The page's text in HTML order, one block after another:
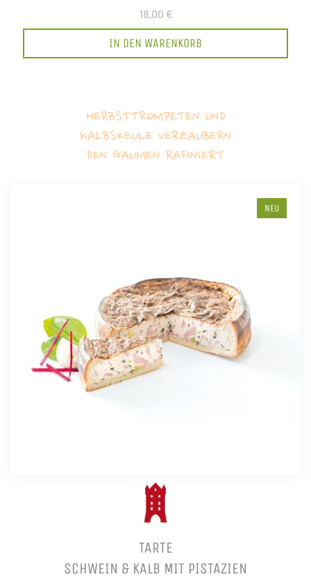
18,00 €
IN DEN WARENKORB
HERBSTTROMPETEN UND
KALBSKEULE VERZAUBERN
DEN GAUMEN RAFINIERT
NEU
TARTE
SCHWEIN & KALB MIT PISTAZIEN